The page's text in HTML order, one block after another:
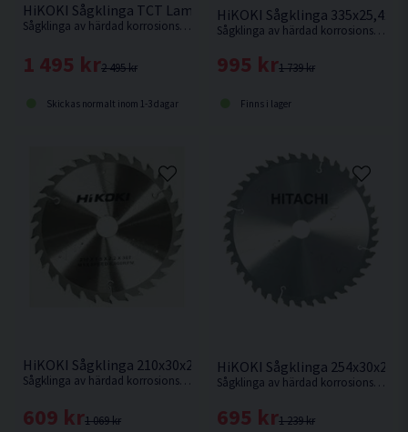
HiKOKI Sågklinga TCT Laminat Aluminium 305x30x2,8mm
Sågklinga av härdad korrosionsbeständigt stål för sågning i hårda och mjuka träslag och även aluminiumsmaterialer.
2 495 kr
1 495 kr
Skickas normalt inom 1-3 dagar
HiKOKI Sågklinga
Sågklinga av härdad korrosionsbeständigt stål för sågning i hårda och mjuka träslag.
1 739 kr
995 kr
Finns i lager
HiKOKI Sågklinga 210x30x2,4mm 30T
Sågklinga av härdad korrosionsbeständigt stål för sågning i hårt och mjukt trä.
1 069 kr
609 kr
HiKOKI Sågklinga
Sågklinga av härdad korrosionsbeständigt stål för kapning i hårt och mjukt trä.
1 239 kr
695 kr